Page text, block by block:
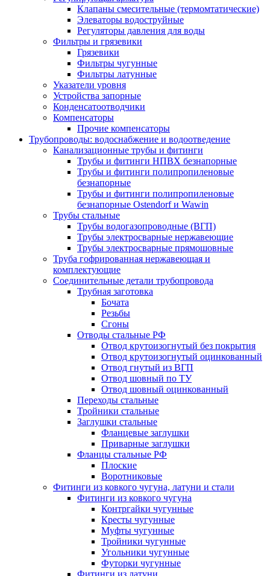
Клапаны смесительные (термомтатические)
Элеваторы водоструйные
Регуляторы давления для воды
Фильтры и грязевики
Грязевики
Фильтры чугунные
Фильтры латунные
Указатели уровня
Устройства запорные
Конденсатоотводчики
Компенсаторы
Прочие компенсаторы
Трубопроводы: водоснабжение и водоотведение
Канализационные трубы и фитинги
Трубы и фитинги НПВХ безнапорные
Трубы и фитинги полипропиленовые
безнапорные
Трубы и фитинги полипропиленовые
безнапорные Ostendorf и Wawin
Трубы стальные
Трубы водогазопроводные (ВГП)
Трубы электросварные нержавеющие
Трубы электросварные прямошовные
Труба гофрированная нержавеющая и
комплектующие
Соединительные детали трубопровода
Трубная заготовка
Бочата
Резьбы
Сгоны
Отводы стальные РФ
Отвод крутоизогнутый без покрытия
Отвод крутоизогнутый оцинкованный
Отвод гнутый из ВГП
Отвод шовный по ТУ
Отвод шовный оцинкованный
Переходы стальные
Тройники стальные
Заглушки стальные
Фланцевые заглушки
Приварные заглушки
Фланцы стальные РФ
Плоские
Воротниковые
Фитинги из ковкого чугуна, латуни и стали
Фитинги из ковкого чугуна
Контргайки чугунные
Кресты чугунные
Муфты чугунные
Тройники чугунные
Угольники чугунные
Футорки чугунные
Фитинги из латуни